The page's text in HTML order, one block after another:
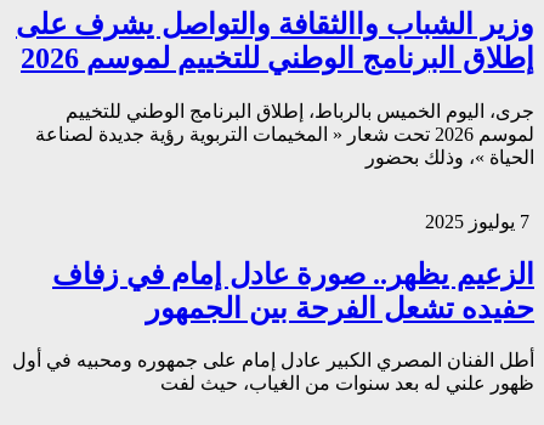
وزير الشباب واالثقافة والتواصل يشرف على
إطلاق البرنامج الوطني للتخييم لموسم 2026
جرى، اليوم الخميس بالرباط، إطلاق البرنامج الوطني للتخييم
لموسم 2026 تحت شعار « المخيمات التربوية رؤية جديدة لصناعة
الحياة »، وذلك بحضور
الزعيم يظهر.. صورة عادل إمام في زفاف
حفيده تشعل الفرحة بين الجمهور
أطل الفنان المصري الكبير عادل إمام على جمهوره ومحبيه في أول
ظهور علني له بعد سنوات من الغياب، حيث لفت